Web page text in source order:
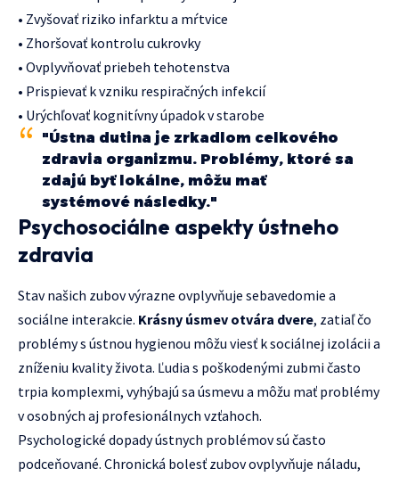
• Zvyšovať riziko infarktu a mŕtvice
• Zhoršovať kontrolu cukrovky
• Ovplyvňovať priebeh tehotenstva
• Prispievať k vzniku respiračných infekcií
• Urýchľovať kognitívny úpadok v starobe
"Ústna dutina je zrkadlom celkového
zdravia organizmu. Problémy, ktoré sa
zdajú byť lokálne, môžu mať
systémové následky."
Psychosociálne aspekty ústneho
zdravia
Stav našich zubov výrazne ovplyvňuje sebavedomie a
sociálne interakcie. Krásny úsmev otvára dvere, zatiaľ čo
problémy s ústnou hygienou môžu viesť k sociálnej izolácii a
zníženiu kvality života. Ľudia s poškodenými zubmi často
trpia komplexmi, vyhýbajú sa úsmevu a môžu mať problémy
v osobných aj profesionálnych vzťahoch.
Psychologické dopady ústnych problémov sú často
podceňované. Chronická bolesť zubov ovplyvňuje náladu,